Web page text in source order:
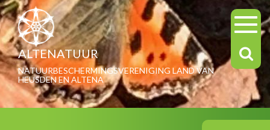
ALTENATUUR
NATUURBESCHERMINGSVERENIGING LAND VAN
HEUSDEN EN ALTENA